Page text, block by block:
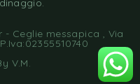
Ceglie messapica , Via
V.M.